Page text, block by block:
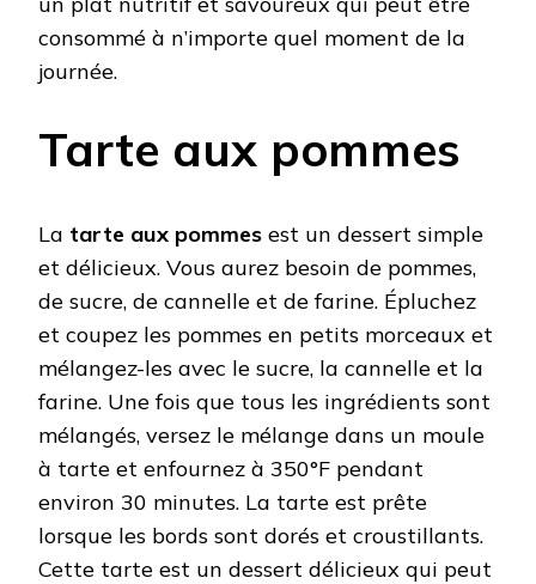
consommé à n’importe quel moment de la
journée.
Tarte aux pommes
La tarte aux pommes est un dessert simple
et délicieux. Vous aurez besoin de pommes,
de sucre, de cannelle et de farine. Épluchez
et coupez les pommes en petits morceaux et
mélangez-les avec le sucre, la cannelle et la
farine. Une fois que tous les ingrédients sont
mélangés, versez le mélange dans un moule
à tarte et enfournez à 350°F pendant
environ 30 minutes. La tarte est prête
lorsque les bords sont dorés et croustillants.
Cette tarte est un dessert délicieux qui peut